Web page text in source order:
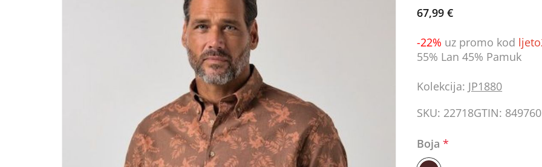
67,99 €
-22% uz promo kod
55% Lan 45% Pamuk
Kolekcija: JP1880
SKU: 22718GTIN: 849760
Boja*